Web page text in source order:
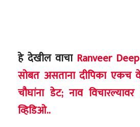
हे देखील वाचा Ranveer
सोबत असताना दीपिका एकच
चौघांना डेट; नाव
व्हिडिओ..